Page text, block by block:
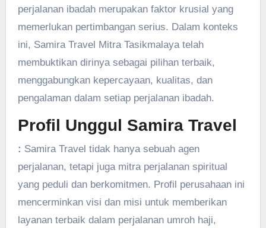
perjalanan ibadah merupakan faktor krusial yang
memerlukan pertimbangan serius. Dalam konteks
ini, Samira Travel Mitra Tasikmalaya telah
membuktikan dirinya sebagai pilihan terbaik,
menggabungkan kepercayaan, kualitas, dan
pengalaman dalam setiap perjalanan ibadah.
Profil Unggul Samira Travel
: Samira Travel tidak hanya sebuah agen
perjalanan, tetapi juga mitra perjalanan spiritual
yang peduli dan berkomitmen. Profil perusahaan ini
mencerminkan visi dan misi untuk memberikan
layanan terbaik dalam perjalanan umroh haji,